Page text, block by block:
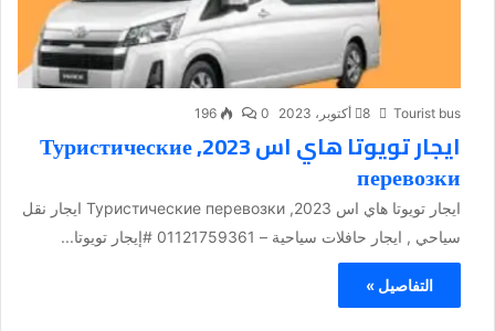
Tourist bus 8 أكتوبر، 2023 0
196
ايجار تويوتا هاي اس 2023, Туристические
перевозки
ايجار تويوتا هاي اس 2023, Туристические перевозки ايجار نقل
سياحي , ايجار حافلات سياحية – 01121759361 #إيجار تويوتا...
التفاصيل »